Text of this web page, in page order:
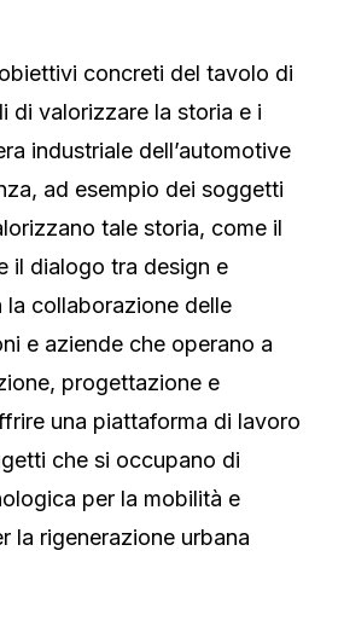
concreti del tavolo di
di valorizzare la storia e i
industriale dell’automotive
ad esempio dei soggetti
tale storia, come il
il dialogo tra design e
la collaborazione delle
e aziende che operano a
progettazione e
una piattaforma di lavoro
che si occupano di
per la mobilità e
la rigenerazione urbana